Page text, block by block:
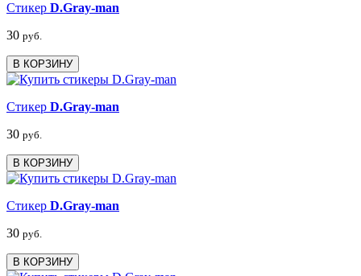
Стикер D.Gray-man
30 руб.
В КОРЗИНУ
Стикер D.Gray-man
30 руб.
В КОРЗИНУ
Стикер D.Gray-man
30 руб.
В КОРЗИНУ